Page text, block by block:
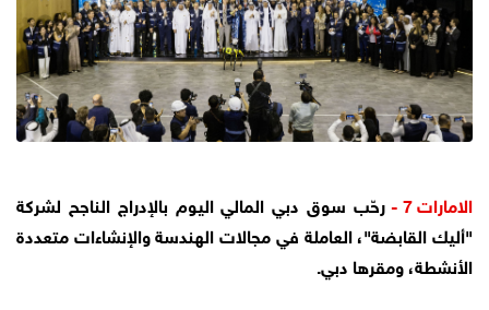
الامارات 7 -
رحّب سوق دبي المالي اليوم بالإدراج الناجح لشركة
"أليك القابضة"، العاملة في مجالات الهندسة والإنشاءات متعددة
الأنشطة، ومقرها دبي.